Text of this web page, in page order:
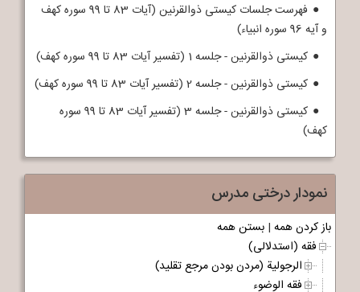
فهرست جلسات کیستی ذوالقرنین (آیات 83 تا 99 سوره کهف
و آیه 96 سوره انبیاء)
کیستی ذوالقرنین - جلسه 1 (تفسیر آیات 83 تا 99 سوره کهف)
کیستی ذوالقرنین - جلسه 2 (تفسیر آیات 83 تا 99 سوره کهف)
کیستی ذوالقرنین - جلسه 3 (تفسیر آیات 83 تا 99 سوره
کهف)
نمودار درختی مدرس
باز کردن همه | بستن همه
فقه (استدلالی)
الرجولیة (مردن بودن مرجع تقلید)
فقه الوضوء